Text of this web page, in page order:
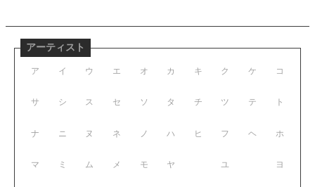
アーティスト
ア イ ウ エ オ
サ シ ス セ ソ
ナ ニ ヌ ネ ノ
マ ミ ム メ モ
カ キ ク ケ コ
タ チ ツ テ ト
ハ ヒ フ ヘ ホ
ヤ ユ ヨ